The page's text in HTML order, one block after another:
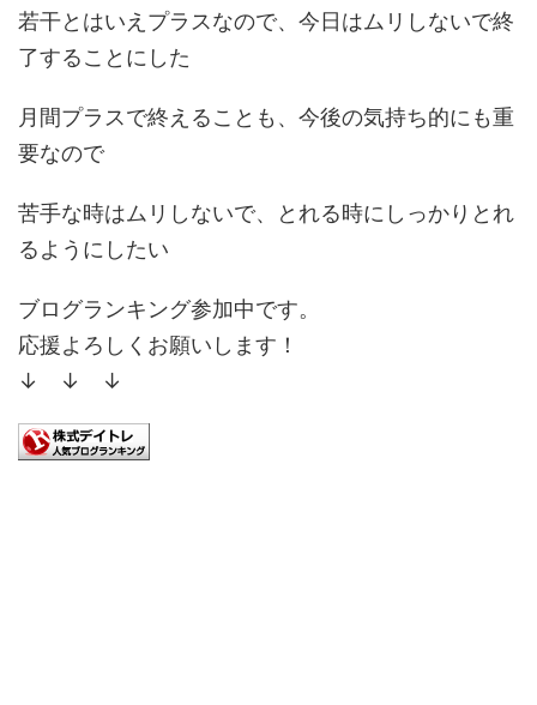
若干とはいえプラスなので、今日はムリしないで終
了することにした
月間プラスで終えることも、今後の気持ち的にも重
要なので
苦手な時はムリしないで、とれる時にしっかりとれ
るようにしたい
ブログランキング参加中です。
応援よろしくお願いします！
↓ ↓ ↓